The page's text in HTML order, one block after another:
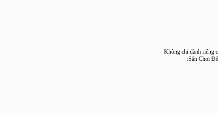
Không chỉ dành
Sân